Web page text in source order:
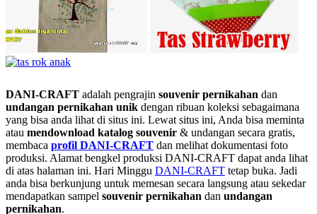
DANI-CRAFT adalah pengrajin souvenir pernikahan dan
undangan pernikahan unik dengan ribuan koleksi sebagaimana
yang bisa anda lihat di situs ini. Lewat situs ini, Anda bisa meminta
atau mendownload katalog souvenir & undangan secara gratis,
membaca profil DANI-CRAFT dan melihat dokumentasi foto
produksi. Alamat bengkel produksi DANI-CRAFT dapat anda lihat
di atas halaman ini. Hari Minggu DANI-CRAFT tetap buka. Jadi
anda bisa berkunjung untuk memesan secara langsung atau sekedar
mendapatkan sampel souvenir pernikahan dan undangan
pernikahan.